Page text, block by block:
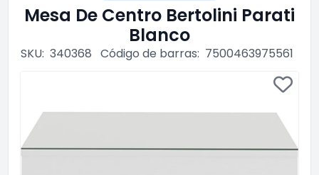
Mesa De Centro Bertolini Parati
Blanco
SKU: 340368 Código de barras: 7500463975561